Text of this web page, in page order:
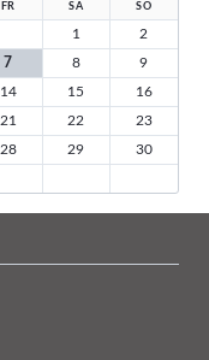
FR SA SO
1
2
7 8
9
14 15
16
21 22
23
28 29
30